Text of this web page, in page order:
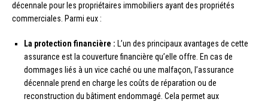
décennale pour les propriétaires immobiliers ayant des propriétés
commerciales. Parmi eux :
La protection financière : L’un des principaux avantages de cette
assurance est la couverture financière qu’elle offre. En cas de
dommages liés à un vice caché ou une malfaçon, l’assurance
décennale prend en charge les coûts de réparation ou de
reconstruction du bâtiment endommagé. Cela permet aux